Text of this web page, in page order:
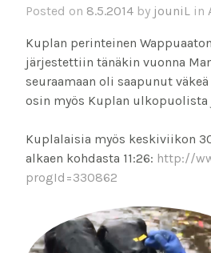
Posted on 8.5.2014 by jouniL in
Kuplan perinteinen
järjestettiin tänäkin vuonna
seuraamaan oli saapunut
osin myös Kuplan ulkopuolista
Kuplalaisia myös keskiviikon
alkaen kohdasta 11:26: http://
progId=330862